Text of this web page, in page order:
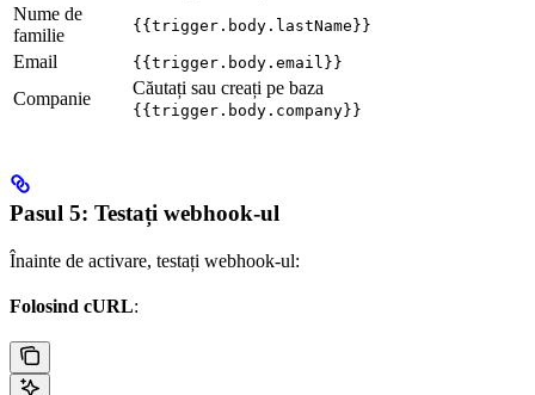
Nume de
familie
{{trigger.body.lastName}}
Email {{trigger.body.email}}
Companie
Căutați sau creați pe baza
{{trigger.body.company}}
Pasul 5: Testați webhook-ul
Înainte de activare, testați webhook-ul:
Folosind cURL: